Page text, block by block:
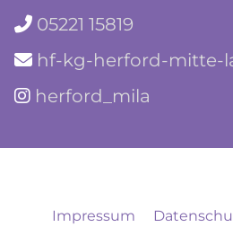
 05221 15819
 hf-kg-herford-mitte-
 herford_mila
Impressum